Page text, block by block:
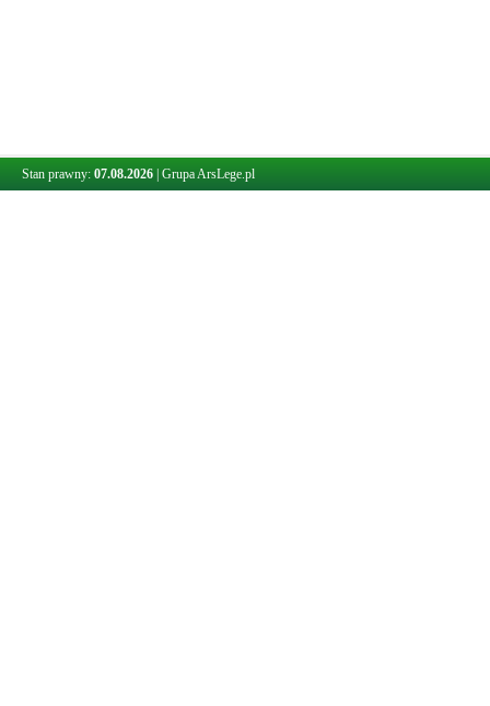
Stan prawny: 07.08.2026 Grupa ArsLege.pl